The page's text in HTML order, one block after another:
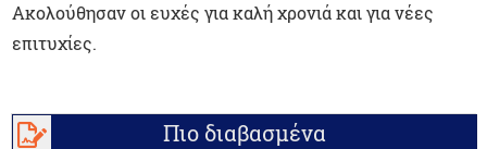
Ακολούθησαν οι ευχές για καλή χρονιά και για νέες
επιτυχίες.
Πιο διαβασμένα